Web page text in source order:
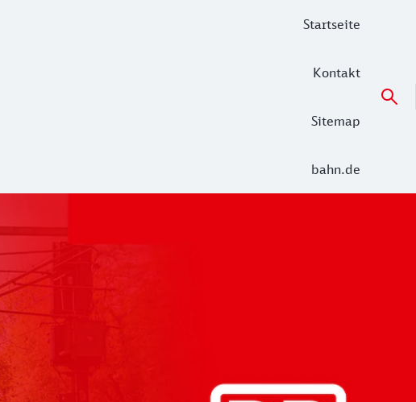
Startseite
Kontakt
Sitemap
bahn.de
der Alltag in den Netzen Unterelbe (RE 5 Hamburg –